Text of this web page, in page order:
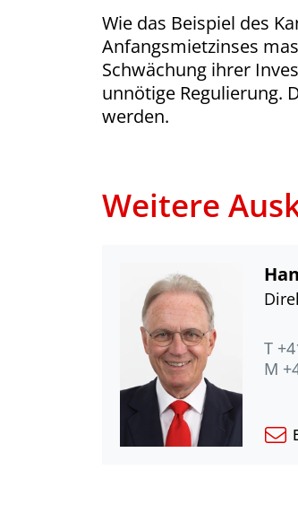
Wie das Beispiel des
Anfangsmietzinses
Schwächung ihrer
unnötige Regulierung.
werden.
Weitere
T
M